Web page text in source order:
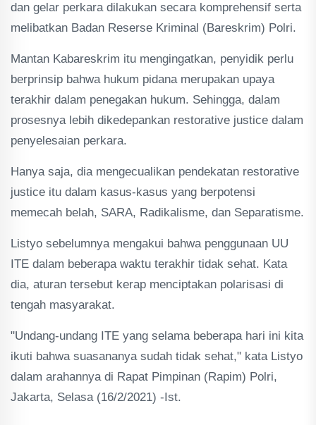
dan gelar perkara dilakukan secara komprehensif serta
melibatkan Badan Reserse Kriminal (Bareskrim) Polri.
Mantan Kabareskrim itu mengingatkan, penyidik perlu
berprinsip bahwa hukum pidana merupakan upaya
terakhir dalam penegakan hukum. Sehingga, dalam
prosesnya lebih dikedepankan restorative justice dalam
penyelesaian perkara.
Hanya saja, dia mengecualikan pendekatan restorative
justice itu dalam kasus-kasus yang berpotensi
memecah belah, SARA, Radikalisme, dan Separatisme.
Listyo sebelumnya mengakui bahwa penggunaan UU
ITE dalam beberapa waktu terakhir tidak sehat. Kata
dia, aturan tersebut kerap menciptakan polarisasi di
tengah masyarakat.
"Undang-undang ITE yang selama beberapa hari ini kita
ikuti bahwa suasananya sudah tidak sehat," kata Listyo
dalam arahannya di Rapat Pimpinan (Rapim) Polri,
Jakarta, Selasa (16/2/2021) -Ist.